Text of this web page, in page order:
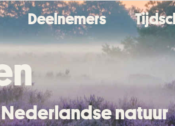
Deelnemers
natuur